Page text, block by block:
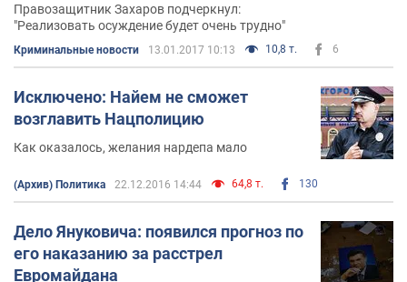
Правозащитник Захаров подчеркнул:
"Реализовать осуждение будет очень трудно"
Криминальные новости 13.01.2017 10:13 10,8 т. 6
Исключено: Найем не сможет
возглавить Нацполицию
Как оказалось, желания нардепа мало
(Архив) Политика 22.12.2016 14:44 64,8 т. 130
Дело Януковича: появился прогноз по
его наказанию за расстрел
Евромайдана